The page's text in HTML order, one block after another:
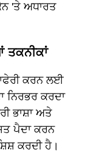
'ਤੇ ਅਧਾਰਤ
ਤਕਨੀਕਾਂ
ਕਰਨ ਲਈ
ਕਰਦਾ
ਭਾਸ਼ਾ ਅਤੇ
ਪੈਦਾ ਕਰਨ
ਕਰਦੀ ਹੈ।